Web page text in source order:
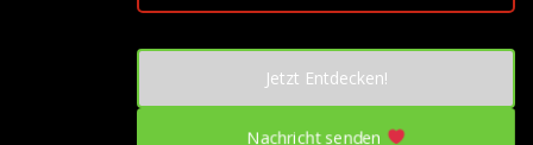
Jetzt Entdecken!
Nachricht senden